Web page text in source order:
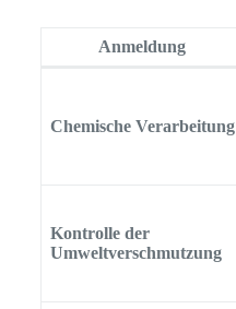
Anmeldung
Chemische Verarbeitung
Kontrolle der
Umweltverschmutzung